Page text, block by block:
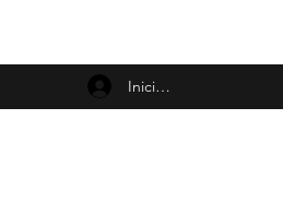
Iniciar sesión